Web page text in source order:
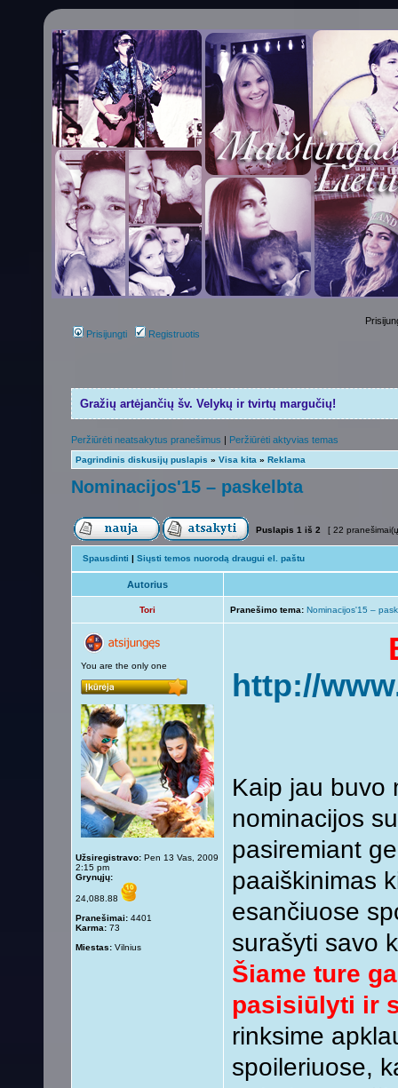
Prisijungti Registruotis
Gražių artėjančių šv. Velykų ir tvirtų margučių!
Peržiūrėti neatsakytus pranešimus | Peržiūrėti aktyvias temas
Pagrindinis diskusijų puslapis » Visa kita » Reklama
Nominacijos'15 – paskelbta
Puslapis 1 iš 2 [ 22
Spausdinti | Siųsti temos nuorodą draugui el. paštu
Autorius
Tori Pranešimo tema: Nominacijos'15 –
You are the only one
Užsiregistravo: Pen 13 Vas, 2009
2:15 pm
Grynųjų:
24,088.88
Pranešimai: 4401
Karma: 73
Miestas: Vilnius
http://
Kaip jau buvo
nominacijos
pasiremiant
paaiškinimas
esančiuose
surašyti savo
Šiame ture
pasisiūlyti ir
rinksime
spoileriuose,